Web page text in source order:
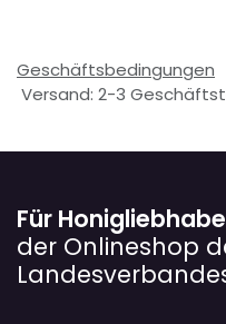
Geschäftsbedingungen
Versand: 2-3
Für
der Onlineshop